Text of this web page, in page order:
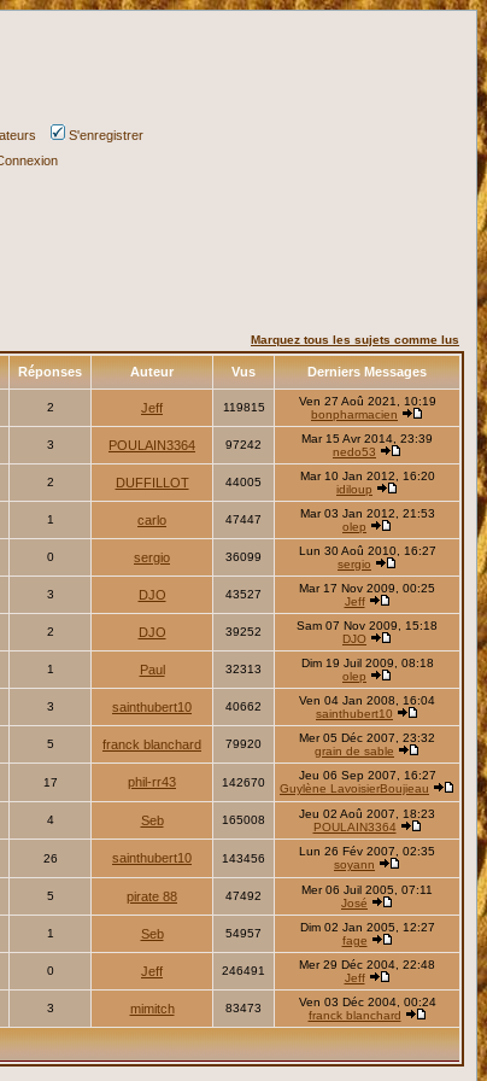
S'enregistrer
Marquez tous les sujets comme lus
Réponses Auteur Vus Derniers Messages
2 Jeff 119815
Ven 27 Aoû 2021, 10:19
bonpharmacien
3 POULAIN3364 97242
Mar 15 Avr 2014, 23:39
nedo53
2 DUFFILLOT 44005
Mar 10 Jan 2012, 16:20
idiloup
1 carlo 47447
Mar 03 Jan 2012, 21:53
olep
0 sergio 36099
Lun 30 Aoû 2010, 16:27
sergio
3 DJO 43527
Mar 17 Nov 2009, 00:25
Jeff
2 DJO 39252
Sam 07 Nov 2009, 15:18
DJO
1 Paul 32313
Dim 19 Juil 2009, 08:18
olep
3 sainthubert10 40662
Ven 04 Jan 2008, 16:04
sainthubert10
5 franck blanchard 79920
Mer 05 Déc 2007, 23:32
grain de sable
17 phil-rr43 142670
Jeu 06 Sep 2007, 16:27
Guylène LavoisierBoujieau
4 Seb 165008
Jeu 02 Aoû 2007, 18:23
POULAIN3364
26 sainthubert10 143456
Lun 26 Fév 2007, 02:35
soyann
5 pirate 88 47492
Mer 06 Juil 2005, 07:11
José
1 Seb 54957
Dim 02 Jan 2005, 12:27
fage
0 Jeff 246491
Mer 29 Déc 2004, 22:48
Jeff
3 mimitch 83473
Ven 03 Déc 2004, 00:24
franck blanchard